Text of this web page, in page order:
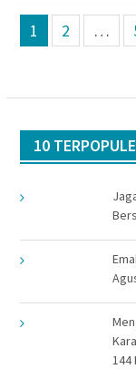
Navigasi
pos
1 2 …
10
144